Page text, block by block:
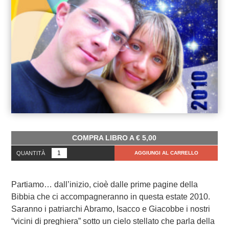
COMPRA LIBRO A€ 5,00
QUANTITÀ AGGIUNGI AL CARRELLO
Partiamo… dall’inizio, cioè dalle prime pagine della
Bibbia che ci accompagneranno in questa estate 2010.
Saranno i patriarchi Abramo, Isacco e Giacobbe i nostri
“vicini di preghiera” sotto un cielo stellato che parla della